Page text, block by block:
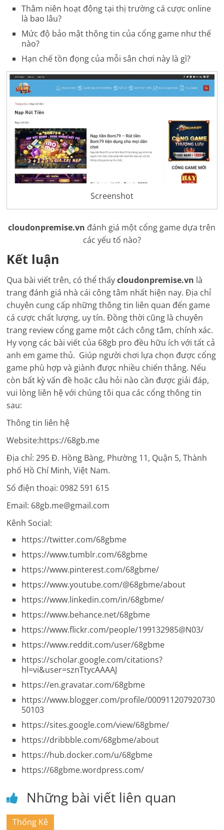
Thâm niên hoạt động tại thị trường cá cược online
là bao lâu?
Mức độ bảo mật thông tin của cổng game như thế
nào?
Hạn chế tồn đọng của mỗi sân chơi này là gì?
Screenshot
cloudonpremise.vn đánh giá một cổng game dựa trên
các yếu tố nào?
Kết luận
Qua bài viết trên, có thể thấycloudonpremise.vn là
trang đánh giá nhà cái công tâm nhất hiện nay. Địa chỉ
chuyên cung cấp những thông tin liên quan đến game
cá cược chất lượng, uy tín. Đồng thời cũng là chuyên
trang review cổng game một cách công tâm, chính xác.
Hy vọng các bài viết của 68gb pro đều hữu ích với tất cả
anh em game thủ. Giúp người chơi lựa chọn được cổng
game phù hợp và giành được nhiều chiến thắng. Nếu
còn bất kỳ vấn đề hoặc câu hỏi nào cần được giải đáp,
vui lòng liên hệ với chúng tôi qua các cổng thông tin
sau:
Thông tin liên hệ
Website:https://68gb.me
Địa chỉ:295 Đ. Hồng Bàng, Phường 11, Quận 5, Thành
phố Hồ Chí Minh, Việt Nam.
Số điện thoại:0982 591 615
Email: 68gb.me@gmail.com
Kênh Social:
https://twitter.com/68gbme
https://www.tumblr.com/68gbme
https://www.pinterest.com/68gbme/
https://www.youtube.com/@68gbme/about
https://www.linkedin.com/in/68gbme/
https://www.behance.net/68gbme
https://www.flickr.com/people/199132985@N03/
https://www.reddit.com/user/68gbme
https://scholar.google.com/citations?
hl=vi&user=sznTtycAAAAJ
https://en.gravatar.com/68gbme
https://www.blogger.com/profile/000911207920730
50103
https://sites.google.com/view/68gbme/
https://dribbble.com/68gbme/about
https://hub.docker.com/u/68gbme
https://68gbme.wordpress.com/
Những bài viết liên quan
Thống Kê